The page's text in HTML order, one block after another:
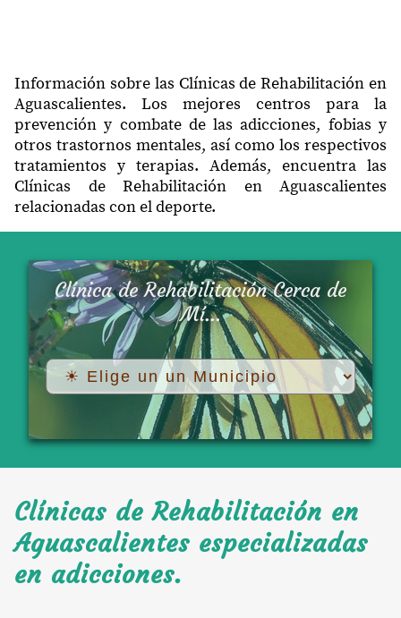
Información sobre las Clínicas de Rehabilitación en
Aguascalientes. Los mejores centros para la
prevención y combate de las adicciones, fobias y
otros trastornos mentales, así como los respectivos
tratamientos y terapias. Además, encuentra las
Clínicas de Rehabilitación en Aguascalientes
relacionadas con el deporte.
Clínica de Rehabilitación Cerca de
Mí...
Clínicas de Rehabilitación en
Aguascalientes especializadas
en adicciones.